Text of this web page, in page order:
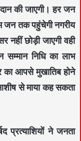
की जाएगी। हर जन
जन तक पहुंचेगी नगरीय
नहीं छोड़ी जाएगी वही
सम्मान निधि का लाभ
का आपसे मुखातिब होने
से माया कह सकता
प्रत्याशियों ने जनता